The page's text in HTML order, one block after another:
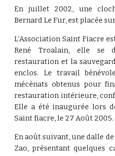
En juillet 2002, une
Bernard Le Fur, est placée
L’Association Saint Fiacre
René Troalain, elle se
restauration et la
enclos. Le travail
mécénats obtenus pour
restauration intérieure,
Elle a été inaugurée lors
Saint fiacre, le 27 Août 2005.
En août suivant, une dalle
Zao, présentant quelques